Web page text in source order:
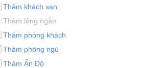
Thảm khách sạn
Thảm lông ngắn
Thảm phòng khách
Thảm phòng ngủ
Thảm Ấn Độ